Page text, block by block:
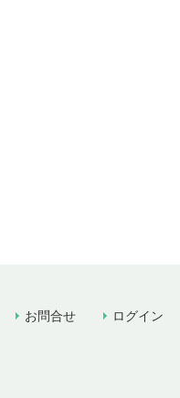
お問合せ ログイン